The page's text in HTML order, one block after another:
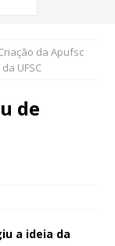
da Apufsc
UFSC
de
a ideia da